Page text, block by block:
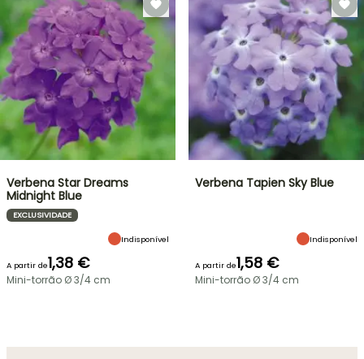
Verbena Star Dreams
Midnight Blue
EXCLUSIVIDADE
Indisponível
A partir de1,38 €
Mini-torrão Ø 3/4 cm
Verbena Tapien Sky Blue
Indisponível
A partir de1,58 €
Mini-torrão Ø 3/4 cm